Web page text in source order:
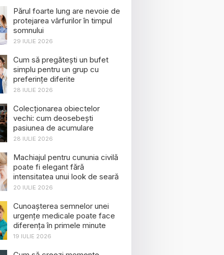
Părul foarte lung are nevoie de
protejarea vârfurilor în timpul
somnului
29 IULIE 2026
Cum să pregătești un bufet
simplu pentru un grup cu
preferințe diferite
28 IULIE 2026
Colecționarea obiectelor
vechi: cum deosebești
pasiunea de acumulare
28 IULIE 2026
Machiajul pentru cununia civilă
poate fi elegant fără
intensitatea unui look de seară
20 IULIE 2026
Cunoașterea semnelor unei
urgențe medicale poate face
diferența în primele minute
19 IULIE 2026